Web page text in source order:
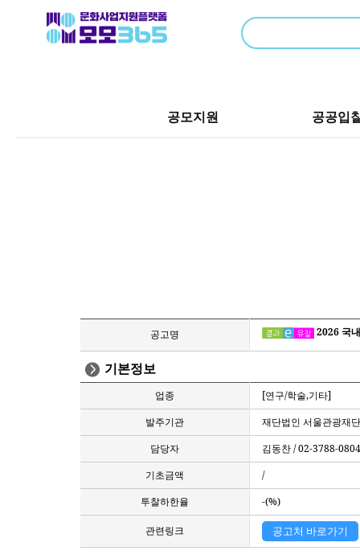
공모지원 공공입
공고명 2026 국
기본정보
업종
[연구/학술,기타]
발주기관
재단법인 서울관광재단
담당자
김동찬 / 02-3788-0804
기초금액
/
투찰하한율
-(%)
관련링크 공고처 바로가기